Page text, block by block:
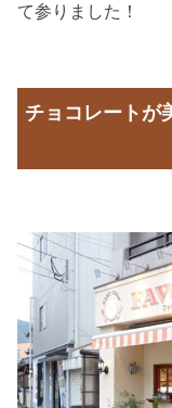
て参りました！
チョコレートが